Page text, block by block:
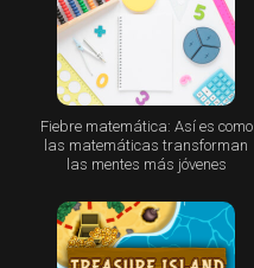
Fiebre matemática: Así es como
las matemáticas transforman
las mentes más jóvenes